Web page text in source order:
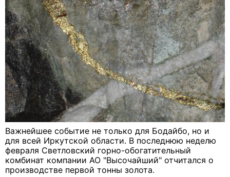
Важнейшее событие не только для Бодайбо, но и
для всей Иркутской области. В последнюю неделю
февраля Светловский горно-обогатительный
комбинат компании АО "Высочайший" отчитался о
производстве первой тонны золота.